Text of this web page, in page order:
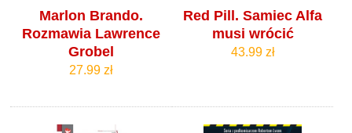
Marlon Brando.
Rozmawia Lawrence
Grobel
27.99 zł
Red Pill. Samiec Alfa
musi wrócić
43.99 zł